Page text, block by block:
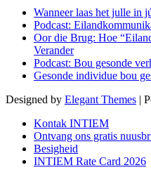
Wanneer laas het julle in
Podcast:
Oor die Brug: Hoe
Verander
Podcast: Bou gesonde
Gesonde individue bou
Designed by Elegant Themes |
Kontak INTIEM
Ontvang ons gratis
Besigheid
INTIEM Rate Card 2026